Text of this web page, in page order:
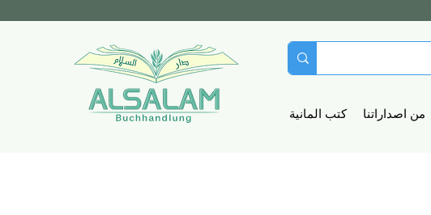
كتب المانية من اصداراتنا